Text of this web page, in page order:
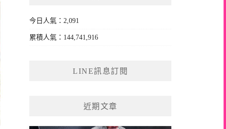
今日人氣：2,091
累積人氣：144,741,916
LINE訊息訂閱
近期文章